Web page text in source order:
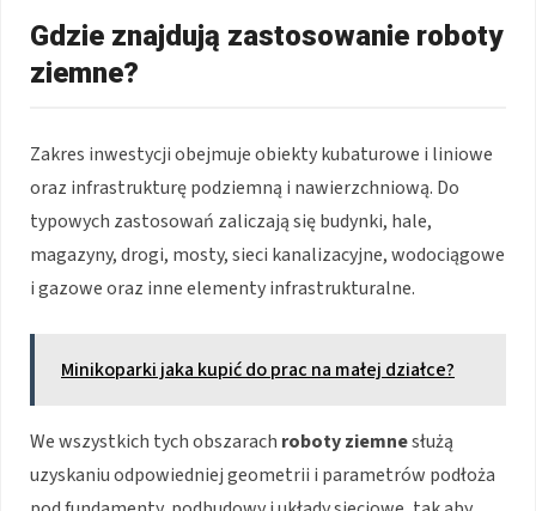
Gdzie znajdują zastosowanie roboty
ziemne?
Zakres inwestycji obejmuje obiekty kubaturowe i liniowe
oraz infrastrukturę podziemną i nawierzchniową. Do
typowych zastosowań zaliczają się budynki, hale,
magazyny, drogi, mosty, sieci kanalizacyjne, wodociągowe
i gazowe oraz inne elementy infrastrukturalne.
Minikoparki jaka kupić do prac na małej działce?
We wszystkich tych obszarach roboty ziemnesłużą
uzyskaniu odpowiedniej geometrii i parametrów podłoża